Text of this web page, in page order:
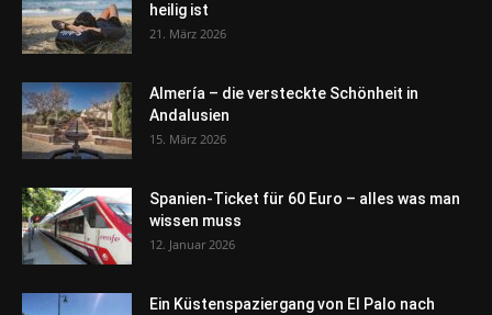
heilig ist
21. März 2026
Almería – die versteckte Schönheit in
Andalusien
15. März 2026
Spanien-Ticket für 60 Euro – alles was man
wissen muss
12. Januar 2026
Ein Küstenspaziergang von El Palo nach